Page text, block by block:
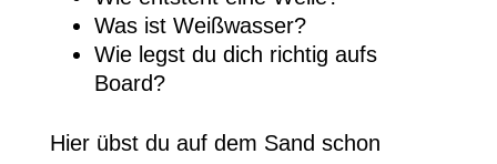
Was ist Weißwasser?
Wie legst du dich richtig aufs
Board?
Hier übst du auf dem Sand schon